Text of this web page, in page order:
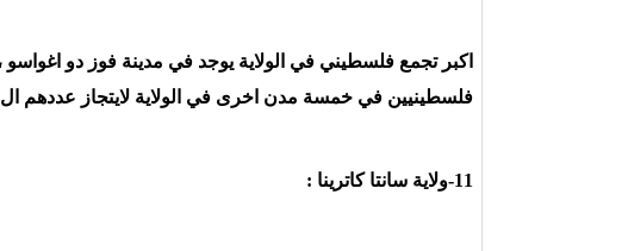
فلسطينيين في خمسة مدن اخرى في الولاية لايتجاز عددهم ال 40 نسمة .
11-ولاية سانتا كاترينا :